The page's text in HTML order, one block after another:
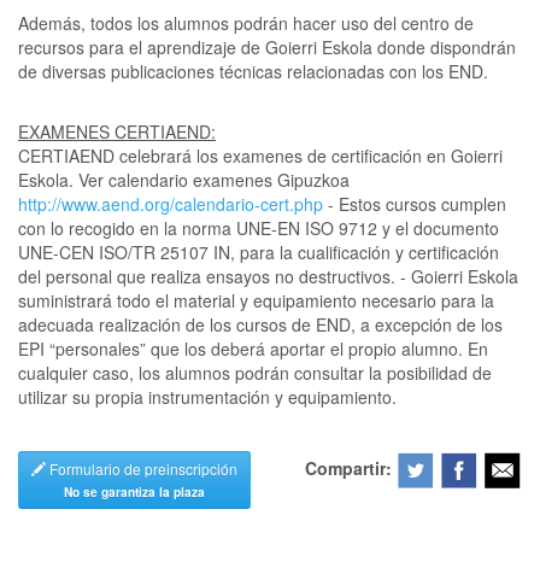
Además, todos los alumnos podrán hacer uso del centro de
recursos para el aprendizaje de Goierri Eskola donde dispondrán
de diversas publicaciones técnicas relacionadas con los END.
EXAMENES CERTIAEND:
CERTIAEND celebrará los examenes de certificación en Goierri
Eskola. Ver calendario examenes Gipuzkoa
http://www.aend.org/calendario-cert.php - Estos cursos cumplen
con lo recogido en la norma UNE-EN ISO 9712 y el documento
UNE-CEN ISO/TR 25107 IN, para la cualificación y certificación
del personal que realiza ensayos no destructivos. - Goierri Eskola
suministrará todo el material y equipamiento necesario para la
adecuada realización de los cursos de END, a excepción de los
EPI “personales” que los deberá aportar el propio alumno. En
cualquier caso, los alumnos podrán consultar la posibilidad de
utilizar su propia instrumentación y equipamiento.
Formulario de preinscripción
No se garantiza la plaza
Compartir: